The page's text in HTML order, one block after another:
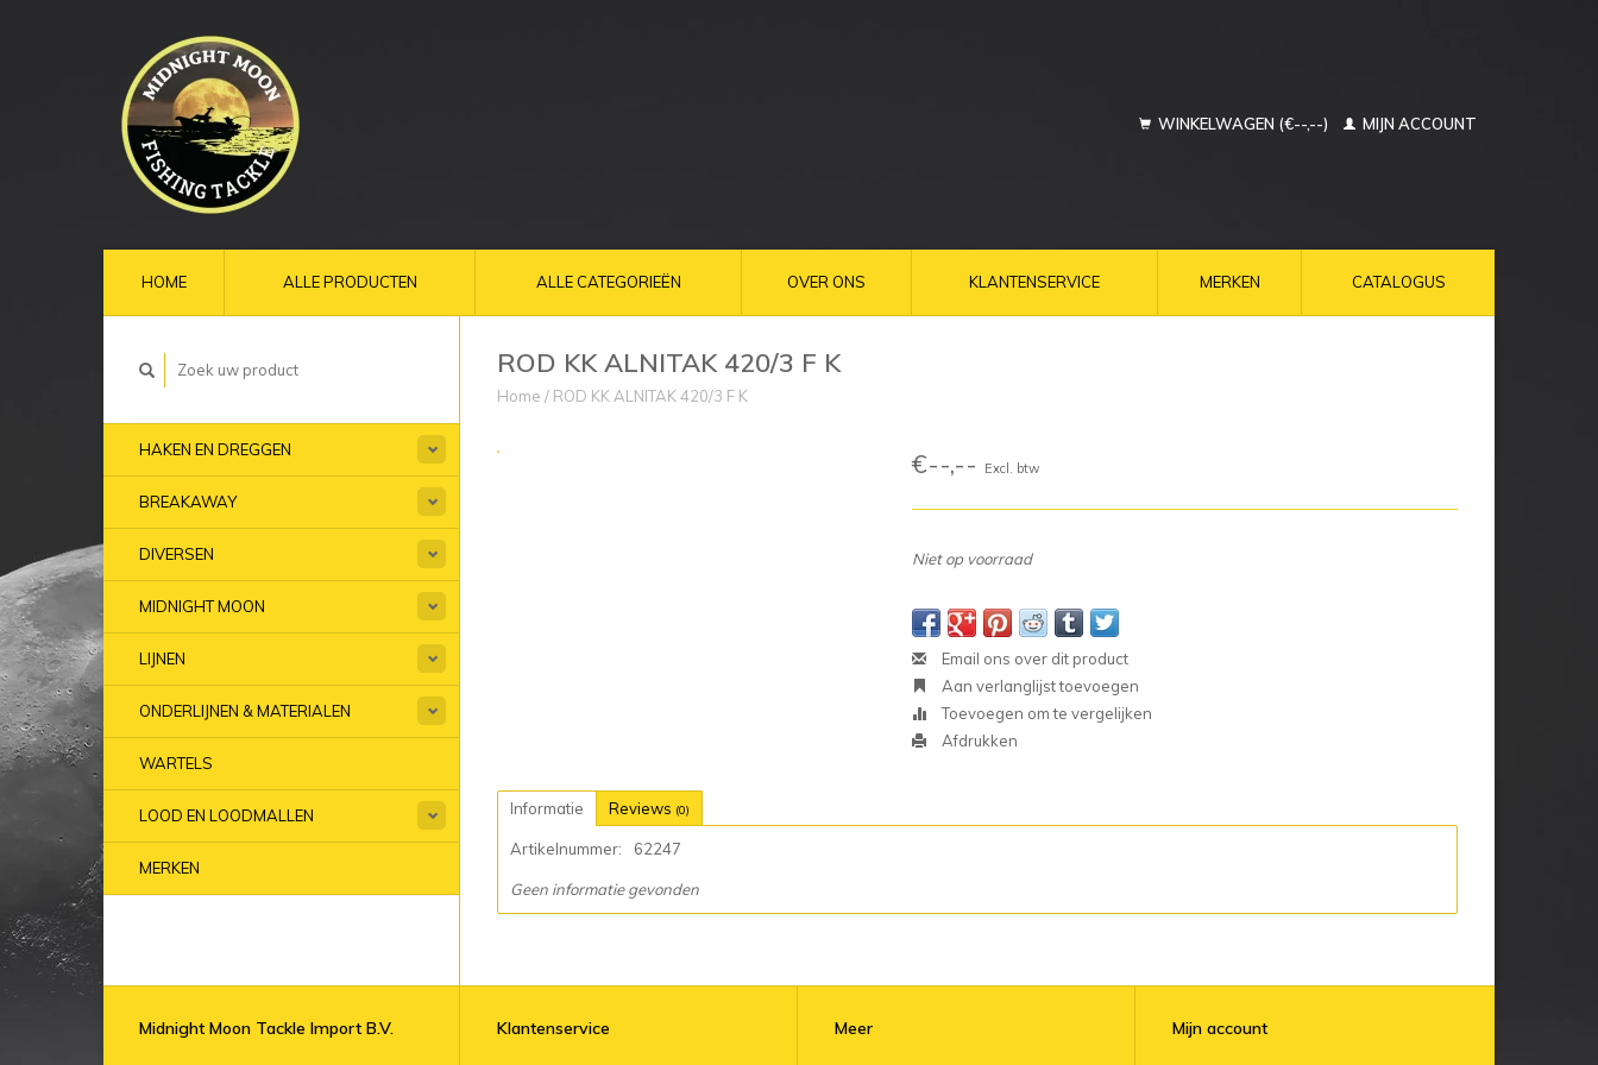
WINKELWAGEN (€--,--) MIJN ACCOUNT
HOME ALLE PRODUCTEN ALLE CATEGORIEËN OVER ONS KLANTENSERVICE MERKEN CATALOGUS
HAKEN EN DREGGEN
BREAKAWAY
DIVERSEN
MIDNIGHT MOON
LIJNEN
ONDERLIJNEN & MATERIALEN
WARTELS
LOOD EN LOODMALLEN
MERKEN
ROD KK ALNITAK 420/3 F K
Home / ROD KK ALNITAK 420/3 F K
€--,-- Excl. btw
Niet op voorraad
Email ons over dit product
Aan verlanglijst toevoegen
Toevoegen om te vergelijken
Afdrukken
Informatie Reviews (0)
Artikelnummer: 62247
Geen informatie gevonden
Midnight Moon Tackle Import B.V. Klantenservice Meer Mijn account